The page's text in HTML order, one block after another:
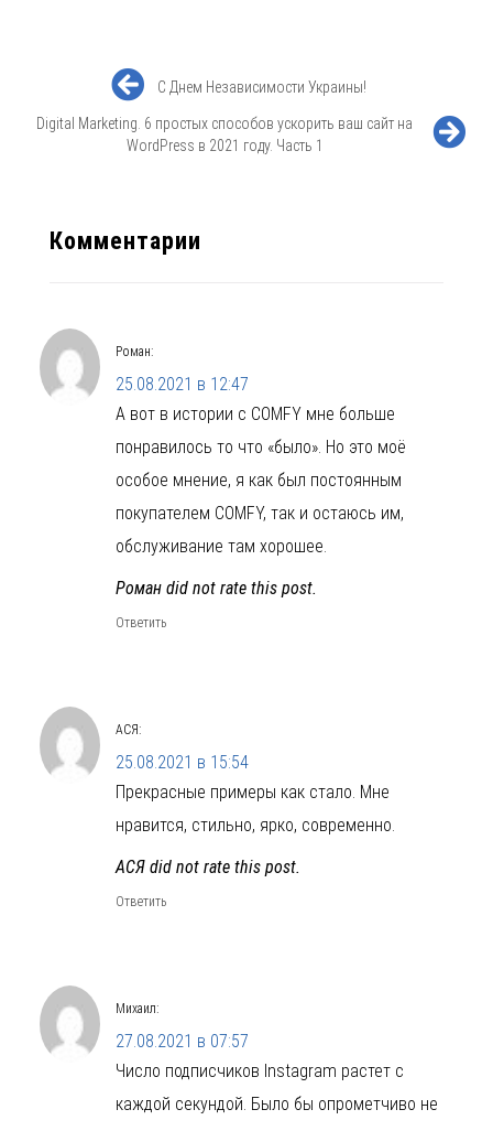
С Днем Независимости Украины!
Digital Marketing. 6 простых способов ускорить ваш сайт на
WordPress в 2021 году. Часть 1
Комментарии
Роман:
25.08.2021 в 12:47
А вот в истории с COMFY мне больше
понравилось то что «было». Но это моё
особое мнение, я как был постоянным
покупателем COMFY, так и остаюсь им,
обслуживание там хорошее.
Роман did not rate this post.
Ответить
АСЯ:
25.08.2021 в 15:54
Прекрасные примеры как стало. Мне
нравится, стильно, ярко, современно.
АСЯ did not rate this post.
Ответить
Михаил:
27.08.2021 в 07:57
Число подписчиков Instagram растет с
каждой секундой. Было бы опрометчиво не